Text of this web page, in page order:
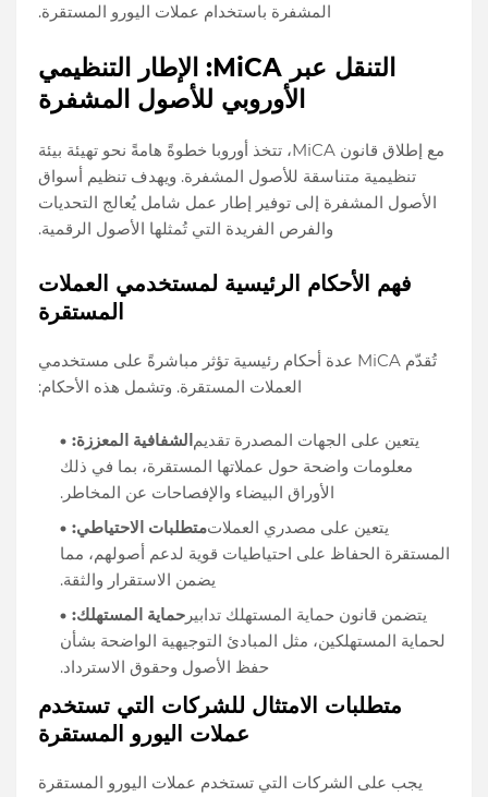
المشفرة باستخدام عملات اليورو المستقرة.
التنقل عبر MiCA: الإطار التنظيمي
الأوروبي للأصول المشفرة
مع إطلاق قانون MiCA، تتخذ أوروبا خطوةً هامةً نحو تهيئة بيئة
تنظيمية متناسقة للأصول المشفرة. ويهدف تنظيم أسواق
الأصول المشفرة إلى توفير إطار عمل شامل يُعالج التحديات
والفرص الفريدة التي تُمثلها الأصول الرقمية.
فهم الأحكام الرئيسية لمستخدمي العملات
المستقرة
تُقدّم MiCA عدة أحكام رئيسية تؤثر مباشرةً على مستخدمي
العملات المستقرة. وتشمل هذه الأحكام:
الشفافية المعززة:يتعين على الجهات المصدرة تقديم
معلومات واضحة حول عملاتها المستقرة، بما في ذلك
الأوراق البيضاء والإفصاحات عن المخاطر.
متطلبات الاحتياطي:يتعين على مصدري العملات
المستقرة الحفاظ على احتياطيات قوية لدعم أصولهم، مما
يضمن الاستقرار والثقة.
حماية المستهلك: يتضمن قانون حماية المستهلك تدابير
لحماية المستهلكين، مثل المبادئ التوجيهية الواضحة بشأن
حفظ الأصول وحقوق الاسترداد.
متطلبات الامتثال للشركات التي تستخدم
عملات اليورو المستقرة
يجب على الشركات التي تستخدم عملات اليورو المستقرة